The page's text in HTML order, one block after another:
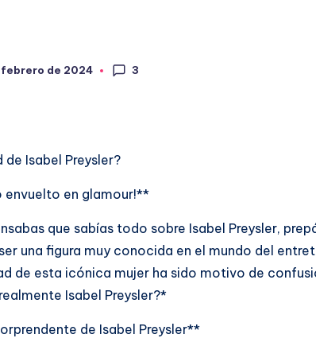
febrero de 2024 3
Isabel Preysler?
envuelto en glamour!**
que sabías todo sobre Isabel Preysler,
una figura muy conocida en el mundo del
de esta icónica mujer ha sido motivo de
Isabel Preysler?*
de Isabel Preysler**